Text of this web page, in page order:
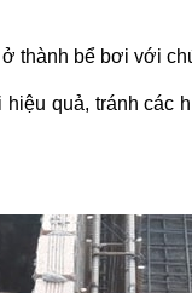
thành bể bơi với
quả, tránh